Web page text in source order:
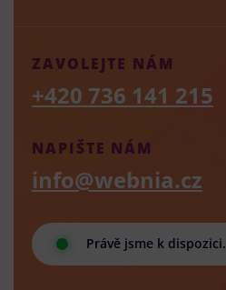
Právě jsme k dispozici.
NAPIŠTE NÁM
info@webnia.cz
ZAVOLEJTE NÁM
+420 736 141 215